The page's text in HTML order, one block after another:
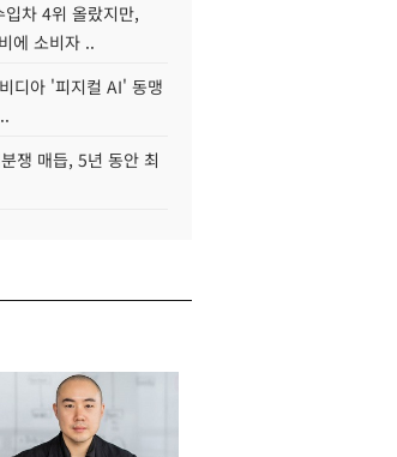
입차 4위 올랐지만,
에 소비자 ..
디아 '피지컬 AI' 동맹
쟁 매듭, 5년 동안 최